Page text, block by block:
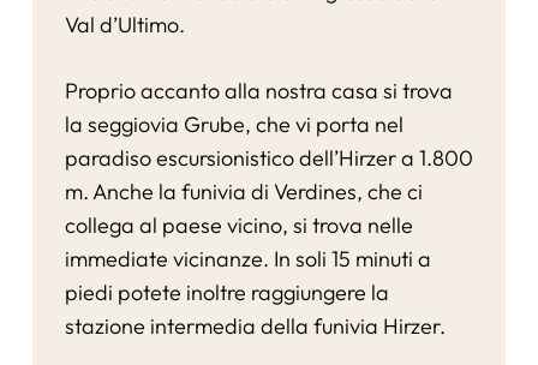
Val d’Ultimo.
Proprio accanto alla nostra casa si trova
la seggiovia Grube, che vi porta nel
paradiso escursionistico dell’Hirzer a 1.800
m. Anche la funivia di Verdines, che ci
collega al paese vicino, si trova nelle
immediate vicinanze. In soli 15 minuti a
piedi potete inoltre raggiungere la
stazione intermedia della funivia Hirzer.